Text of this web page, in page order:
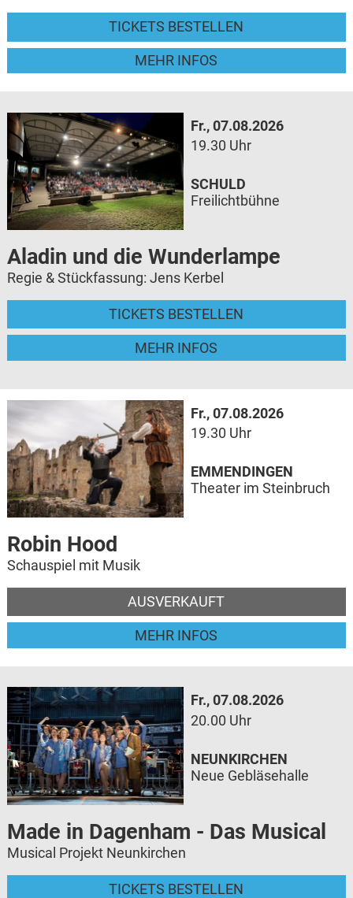
TICKETS BESTELLEN
MEHR INFOS
Fr., 07.08.2026
19.30 Uhr
Aladin und die Wunderlampe
Regie & Stückfassung: Jens Kerbel
TICKETS BESTELLEN
MEHR INFOS
SCHULD
Freilichtbühne
Fr., 07.08.2026
19.30 Uhr
Robin Hood
Schauspiel mit Musik
AUSVERKAUFT
MEHR INFOS
EMMENDINGEN
Theater im Steinbruch
Fr., 07.08.2026
20.00 Uhr
Made in Dagenham - Das Musical
Musical Projekt Neunkirchen
TICKETS BESTELLEN
NEUNKIRCHEN
Neue Gebläsehalle